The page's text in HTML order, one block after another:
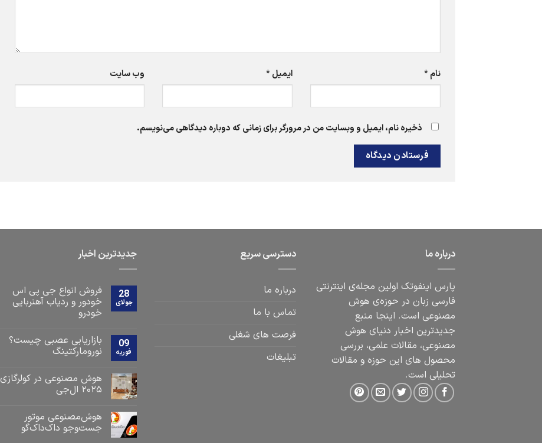
نام* ایمیل* وب‌ سایت
ذخیره نام، ایمیل و وبسایت من در مرورگر برای زمانی که دوباره دیدگاهی می‌نویسم.
درباره ما
پارس اینفوتک اولین مجله‌ی اینترنتی
فارسی زبان در حوزه‌ی هوش
مصنوعی است. اینجا منبع
جدیدترین اخبار دنیای هوش
مصنوعی، مقالات علمی، بررسی
محصول های این حوزه و مقالات
تحلیلی است.
دسترسی سریع
درباره ما
تماس با ما
فرصت های شغلی
تبلیغات
جدیدترین اخبار
28
جولای
فروش انواع جی پی اس
خودور و ردیاب آهنربایی
خودرو
09
فوریه
بازاریابی عصبی چیست؟
نورومارکتینگ
هوش مصنوعی در کولرگازی
۲۰۲۵ ال‌جی
هوش‌مصنوعی موتور
جست‌و‌جو داک‌داک‌گو